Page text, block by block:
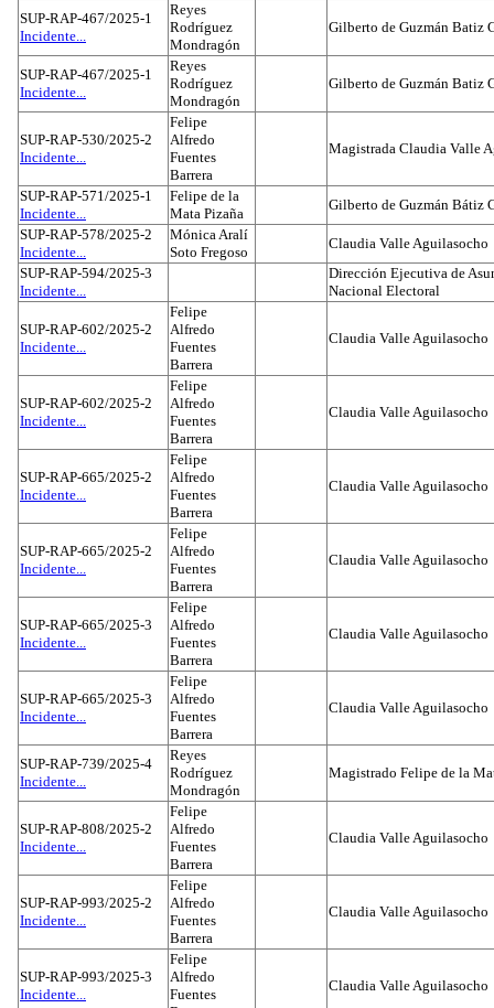
SUP-RAP-467/2025-1
Incidente...
Reyes
Rodríguez
Mondragón
Gilberto de Guzmán Batiz
SUP-RAP-467/2025-1
Incidente...
Reyes
Rodríguez
Mondragón
Gilberto de Guzmán Batiz
SUP-RAP-530/2025-2
Incidente...
Felipe
Alfredo
Fuentes
Barrera
Magistrada Claudia Valle
SUP-RAP-571/2025-1
Incidente...
Felipe de la
Mata Pizaña
Gilberto de Guzmán Bátiz
SUP-RAP-578/2025-2
Incidente...
Mónica Aralí
Soto Fregoso
Claudia Valle Aguilasocho
SUP-RAP-594/2025-3
Incidente...
Dirección Ejecutiva de
Nacional Electoral
SUP-RAP-602/2025-2
Incidente...
Felipe
Alfredo
Fuentes
Barrera
Claudia Valle Aguilasocho
SUP-RAP-602/2025-2
Incidente...
Felipe
Alfredo
Fuentes
Barrera
Claudia Valle Aguilasocho
SUP-RAP-665/2025-2
Incidente...
Felipe
Alfredo
Fuentes
Barrera
Claudia Valle Aguilasocho
SUP-RAP-665/2025-2
Incidente...
Felipe
Alfredo
Fuentes
Barrera
Claudia Valle Aguilasocho
SUP-RAP-665/2025-3
Incidente...
Felipe
Alfredo
Fuentes
Barrera
Claudia Valle Aguilasocho
SUP-RAP-665/2025-3
Incidente...
Felipe
Alfredo
Fuentes
Barrera
Claudia Valle Aguilasocho
SUP-RAP-739/2025-4
Incidente...
Reyes
Rodríguez
Mondragón
Magistrado Felipe de la
SUP-RAP-808/2025-2
Incidente...
Felipe
Alfredo
Fuentes
Barrera
Claudia Valle Aguilasocho
SUP-RAP-993/2025-2
Incidente...
Felipe
Alfredo
Fuentes
Barrera
Claudia Valle Aguilasocho
SUP-RAP-993/2025-3
Incidente...
Felipe
Alfredo
Fuentes
Claudia Valle Aguilasocho